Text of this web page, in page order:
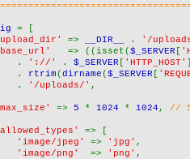
= [
=> __DIR__ . '/
=> ((isset($_SERVER [
'://' . $_SERVER [ 'HTTP_HOST' ]
rtrim(dirname($_SERVER [
'/uploads/' ,
=> 5 * 1024 * 1024 , // 5
=> [
'image/jpeg' => 'jpg' ,
'image/png' => 'png' ,